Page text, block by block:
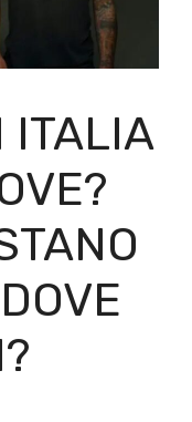
ITALIA